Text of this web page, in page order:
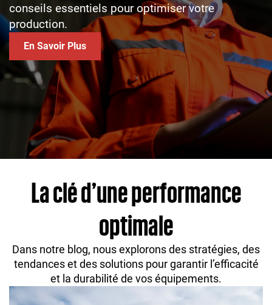
conseils essentiels pour optimiser votre
production.
En Savoir Plus
La clé d’une performance
optimale
Dans notre blog, nous explorons des stratégies, des
tendances et des solutions pour garantir l’efficacité
et la durabilité de vos équipements.